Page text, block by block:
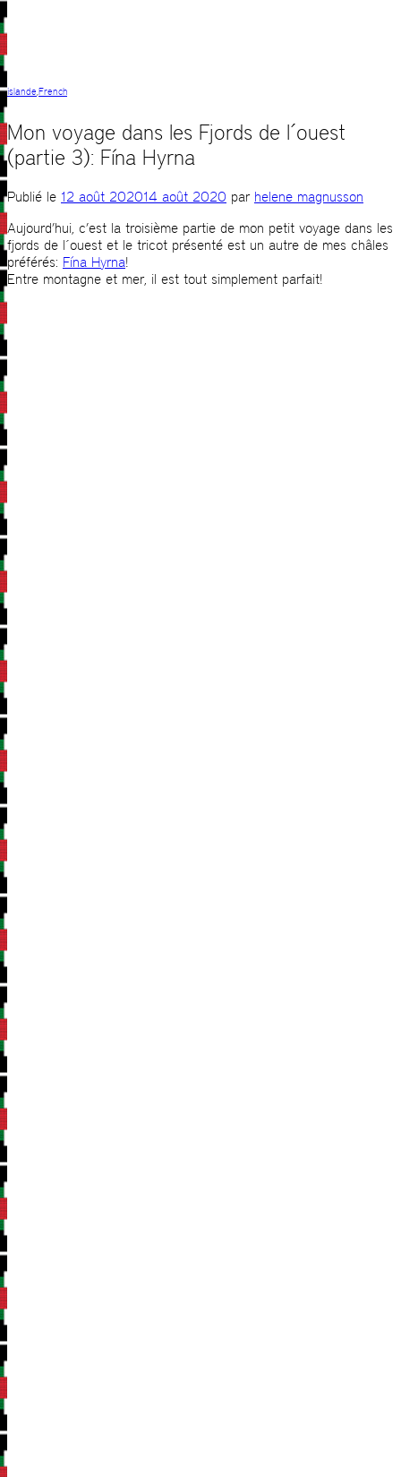
islande,French
Mon voyage dans les Fjords de l´ouest
(partie 3): Fína Hyrna
Publié le 12 août 202014 août 2020 par helene magnusson
Aujourd’hui, c’est la troisième partie de mon petit voyage dans les
fjords de l´ouest et le tricot présenté est un autre de mes châles
préférés: Fína Hyrna!
Entre montagne et mer, il est tout simplement parfait!